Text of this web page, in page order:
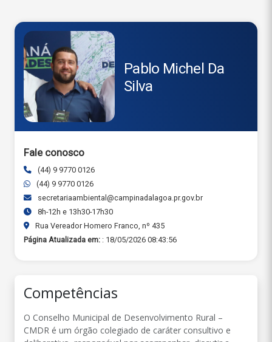
Pablo Michel Da
Silva
Fale conosco
(44) 9 9770 0126
(44) 9 9770 0126
secretariaambiental@campinadalagoa.pr.gov.br
8h-12h e 13h30-17h30
Rua Vereador Homero Franco, nº 435
Página Atualizada em: : 18/05/2026 08:43:56
Competências
O Conselho Municipal de Desenvolvimento Rural –
CMDR é um órgão colegiado de caráter consultivo e